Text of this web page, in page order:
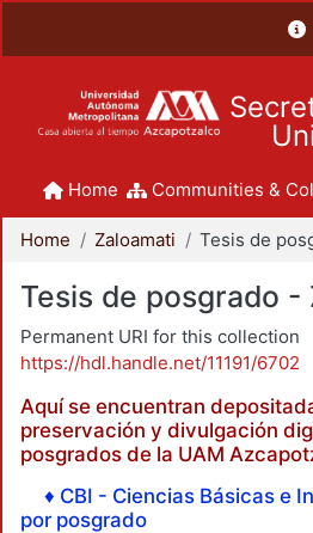
Home Communities &
Home Zaloamati
Tesis de posgrado -
Permanent URI for this collection
https://hdl.handle.net/11191/6702
Aquí se encuentran
preservación y divulgación
posgrados de la UAM
♦ CBI - Ciencias Básicas e
por posgrado